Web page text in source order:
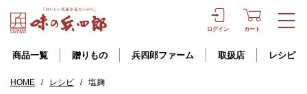
ログイン カート
商品一覧 贈りもの 兵四郎ファーム 取扱店 レシピ
HOME / レシピ / 塩麹